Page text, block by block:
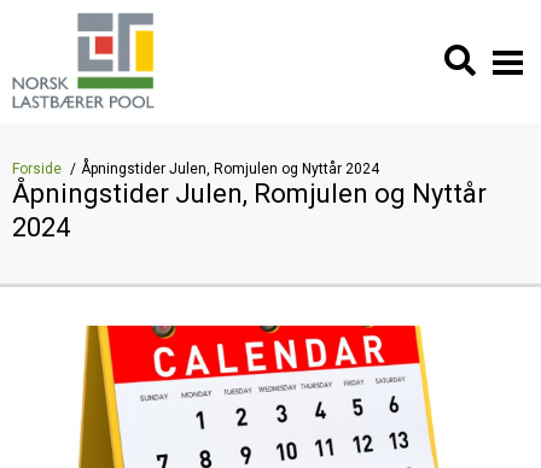
Forside Åpningstider Julen, Romjulen og Nyttår 2024
Åpningstider Julen, Romjulen og Nyttår
2024